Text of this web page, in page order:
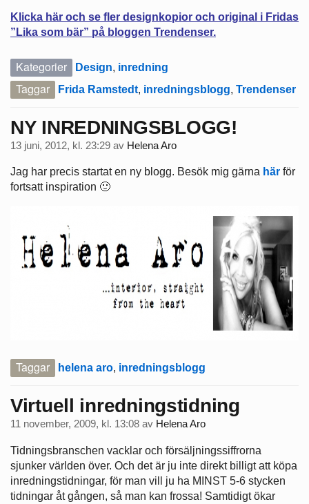
Klicka här och se fler designkopior och original i Fridas
”Lika som bär” på bloggen Trendenser.
Kategorier Design, inredning
Taggar Frida Ramstedt, inredningsblogg, Trendenser
NY INREDNINGSBLOGG!
13 juni, 2012, kl. 23:29 av Helena Aro
Jag har precis startat en ny blogg. Besök mig gärna här för
fortsatt inspiration 🙂
Taggar helena aro, inredningsblogg
Virtuell inredningstidning
11 november, 2009, kl. 13:08 av Helena Aro
Tidningsbranschen vacklar och försäljningssiffrorna
sjunker världen över. Och det är ju inte direkt billigt att köpa
inredningstidningar, för man vill ju ha MINST 5-6 stycken
tidningar åt gången, så man kan frossa! Samtidigt ökar